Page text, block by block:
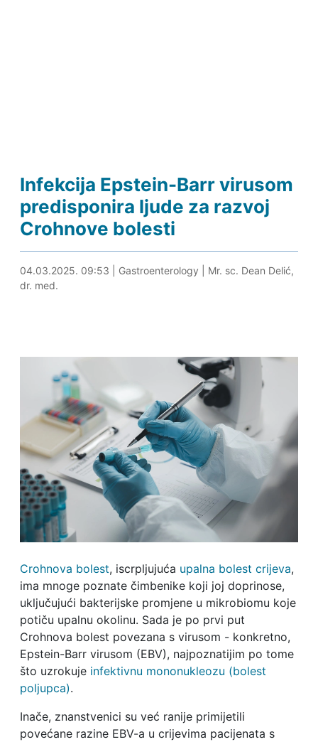
Infekcija Epstein-Barr virusom
predisponira ljude za razvoj
Crohnove bolesti
04.03.2025. 10:12
04.03.2025. 09:53 Gastroenterology
Mr. sc. Dean Delić,
dr. med.
Crohnova bolest, iscrpljujuća upalna bolest crijeva,
ima mnoge poznate čimbenike koji joj doprinose,
uključujući bakterijske promjene u mikrobiomu koje
potiču upalnu okolinu. Sada je po prvi put
Crohnova bolest povezana s virusom - konkretno,
Epstein-Barr virusom (EBV), najpoznatijim po tome
što uzrokuje infektivnu mononukleozu (bolest
poljupca).
Inače, znanstvenici su već ranije primijetili
povećane razine EBV-a u crijevima pacijenata s